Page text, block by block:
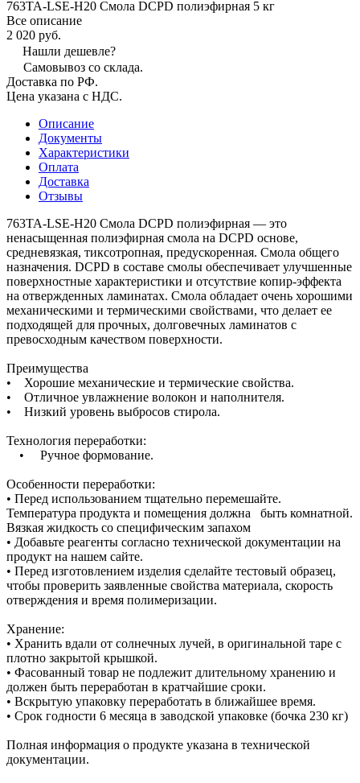
763TA-LSE-H20 Смола DCPD полиэфирная 5 кг
Все описание
2 020 руб.
Нашли дешевле?
Самовывоз со склада.
Доставка по РФ.
Цена указана с НДС.
Описание
Документы
Характеристики
Оплата
Доставка
Отзывы
763TA-LSE-H20 Смола DCPD полиэфирная — это
ненасыщенная полиэфирная смола на DCPD основе,
средневязкая, тиксотропная, предускоренная. Смола общего
назначения. DCPD в составе смолы обеспечивает улучшенные
поверхностные характеристики и отсутствие копир-эффекта
на отвержденных ламинатах. Смола обладает очень хорошими
механическими и термическими свойствами, что делает ее
подходящей для прочных, долговечных ламинатов с
превосходным качеством поверхности.
Преимущества
• Хорошие механические и термические свойства.
• Отличное увлажнение волокон и наполнителя.
• Низкий уровень выбросов стирола.
Технология переработки:
• Ручное формование.
Особенности переработки:
• Перед использованием тщательно перемешайте.
Температура продукта и помещения должна быть комнатной.
Вязкая жидкость со специфическим запахом
• Добавьте реагенты согласно технической документации на
продукт на нашем сайте.
• Перед изготовлением изделия сделайте тестовый образец,
чтобы проверить заявленные свойства материала, скорость
отверждения и время полимеризации.
Хранение:
• Хранить вдали от солнечных лучей, в оригинальной таре с
плотно закрытой крышкой.
• Фасованный товар не подлежит длительному хранению и
должен быть переработан в кратчайшие сроки.
• Вскрытую упаковку переработать в ближайшее время.
• Срок годности 6 месяца в заводской упаковке (бочка 230 кг)
Полная информация о продукте указана в технической
документации.